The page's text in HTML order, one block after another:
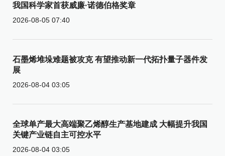
我国科学家首获威廉·诺德伯格奖章
2026-08-05 07:40
石墨烯堆垛难题被攻克 有望推动新一代拓扑量子器件发
展
2026-08-04 03:05
全球单产最大高端聚乙烯醇生产基地建成 大幅提升我国
关键产业链自主可控水平
2026-08-04 03:05